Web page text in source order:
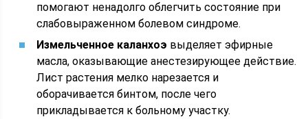
помогают ненадолго облегчить состояние при
слабовыраженном болевом синдроме.
Измельченное каланхоэ выделяет эфирные
масла, оказывающие анестезирующее действие.
Лист растения мелко нарезается и
оборачивается бинтом, после чего
прикладывается к больному участку.